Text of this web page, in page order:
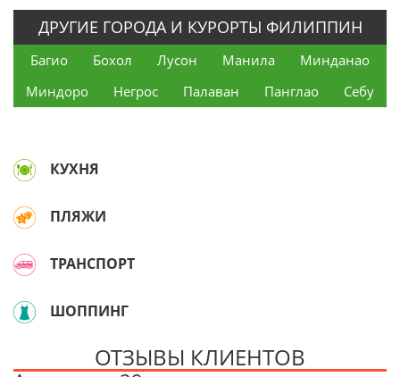
ДРУГИЕ ГОРОДА И КУРОРТЫ ФИЛИППИН
Багио Бохол Лусон Манила
Минданао
Миндоро
Негрос Палаван Панглао Себу
КУХНЯ
ПЛЯЖИ
ТРАНСПОРТ
ШОППИНГ
ОТЗЫВЫ КЛИЕНТОВ